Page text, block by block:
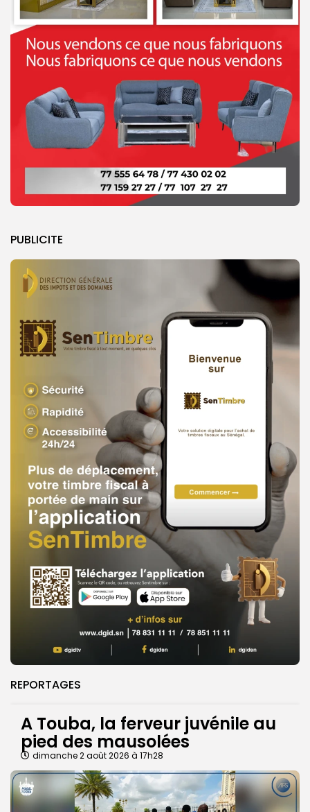
PUBLICITE
REPORTAGES
A Touba, la ferveur juvénile au
pied des mausolées
dimanche 2 août 2026 à 17h28